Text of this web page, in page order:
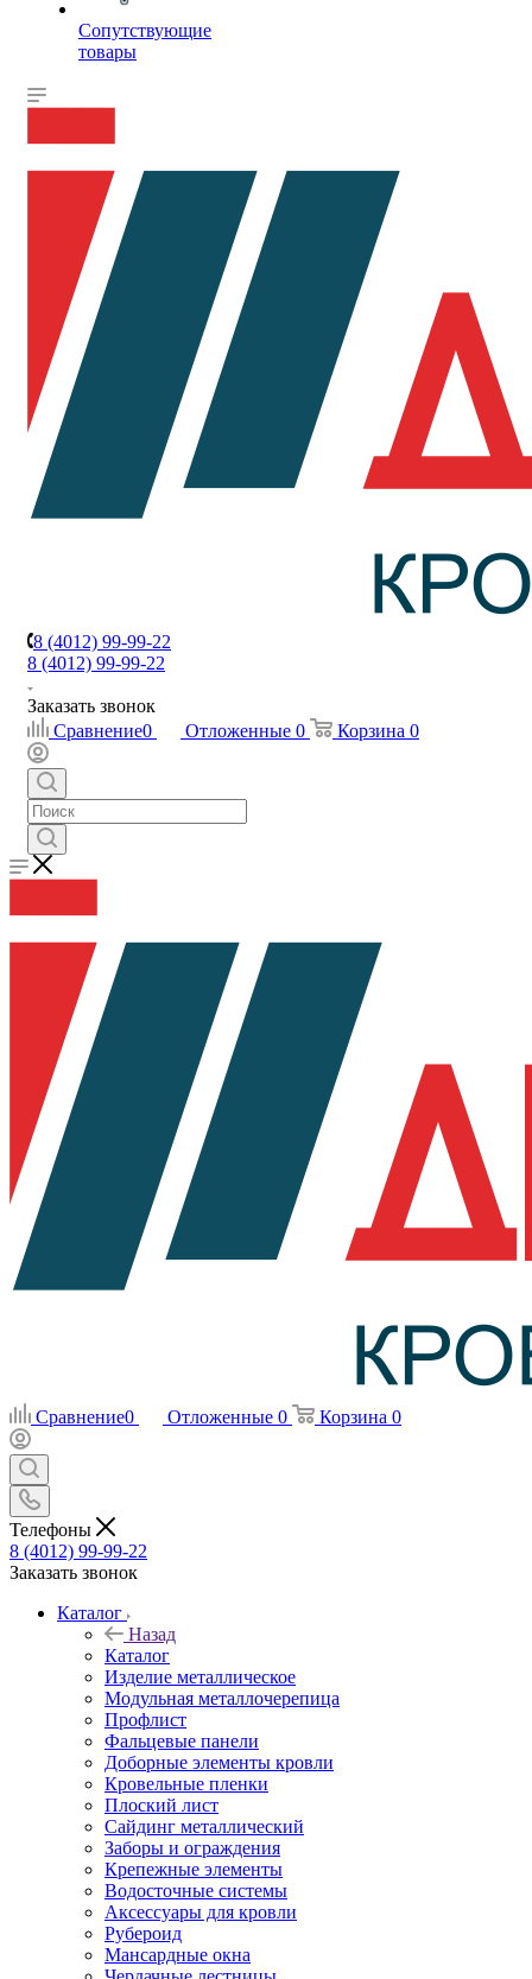
Сопутствующие
товары
8 (4012) 99-99-22
8 (4012) 99-99-22
Заказать звонок
Сравнение0 Отложенные 0 Корзина 0
Сравнение0 Отложенные 0 Корзина 0
Телефоны
8 (4012) 99-99-22
Заказать звонок
Каталог
Назад
Каталог
Изделие металлическое
Модульная металлочерепица
Профлист
Фальцевые панели
Доборные элементы кровли
Кровельные пленки
Плоский лист
Сайдинг металлический
Заборы и ограждения
Крепежные элементы
Водосточные системы
Аксессуары для кровли
Рубероид
Мансардные окна